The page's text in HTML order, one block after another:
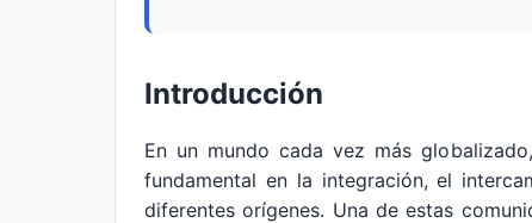
Introducción
En un mundo cada vez más
fundamental en la integración, el
diferentes orígenes. Una de estas